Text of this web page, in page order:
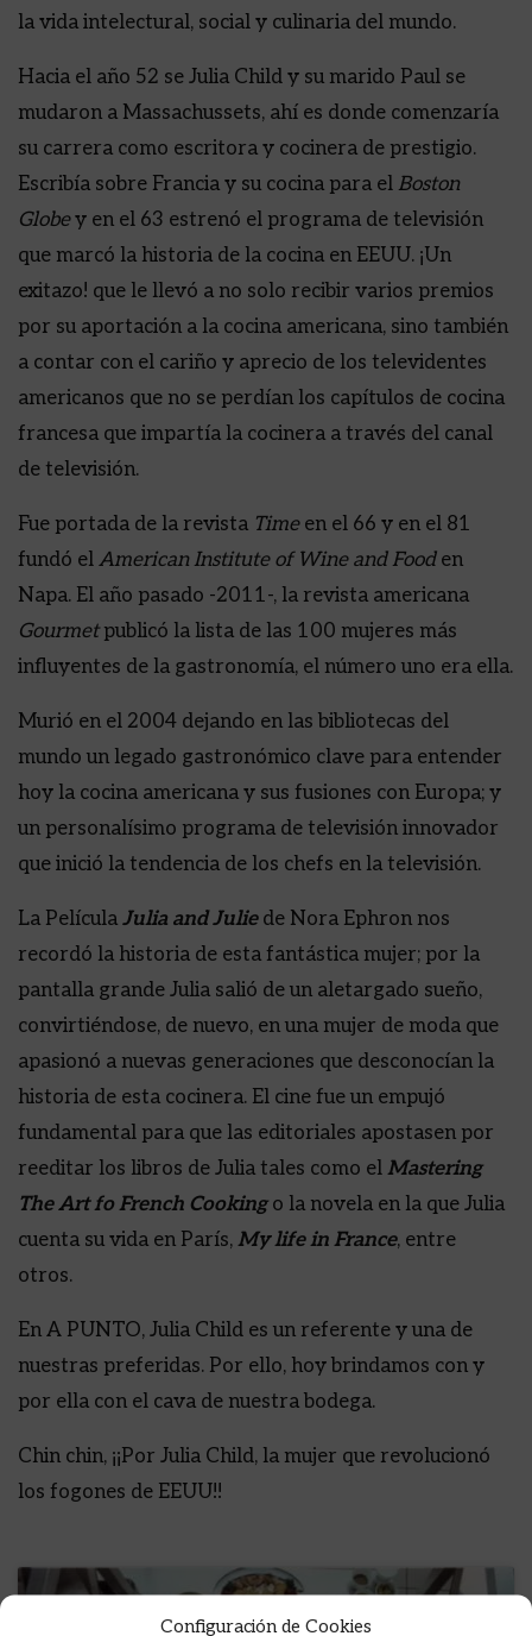
Configuración de Cookies
la vida intelectural, social y culinaria del mundo.
Hacia el año 52 se Julia Child y su marido Paul se
mudaron a Massachussets, ahí es donde comenzaría
su carrera como escritora y cocinera de prestigio.
Escribía sobre Francia y su cocina para el Boston
Globey en el 63 estrenó el programa de televisión
que marcó la historia de la cocina en EEUU. ¡Un
exitazo! que le llevó a no solo recibir varios premios
por su aportación a la cocina americana, sino también
a contar con el cariño y aprecio de los televidentes
americanos que no se perdían los capítulos de cocina
francesa que impartía la cocinera a través del canal
de televisión.
Fue portada de la revista Timeen el 66 y en el 81
fundó el American Institute of Wine and Fooden
Napa. El año pasado -2011-, la revista americana
Gourmetpublicó la lista de las 100 mujeres más
influyentes de la gastronomía, el número uno era ella.
Murió en el 2004 dejando en las bibliotecas del
mundo un legado gastronómico clave para entender
hoy la cocina americana y sus fusiones con Europa; y
un personalísimo programa de televisión innovador
que inició la tendencia de los chefs en la televisión.
La Película Julia and Juliede Nora Ephron nos
recordó la historia de esta fantástica mujer; por la
pantalla grande Julia salió de un aletargado sueño,
convirtiéndose, de nuevo, en una mujer de moda que
apasionó a nuevas generaciones que desconocían la
historia de esta cocinera. El cine fue un empujó
fundamental para que las editoriales apostasen por
reeditar los libros de Julia tales como el Mastering
The Art fo French Cooking o la novela en la que Julia
cuenta su vida en París, My life in France, entre
otros.
En A PUNTO, Julia Child es un referente y una de
nuestras preferidas. Por ello, hoy brindamos con y
por ella con el cava de nuestra bodega.
Chin chin, ¡¡Por Julia Child, la mujer que revolucionó
los fogones de EEUU!!